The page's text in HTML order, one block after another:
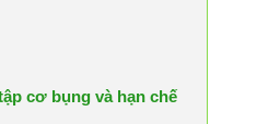
cơ bụng và hạn chế